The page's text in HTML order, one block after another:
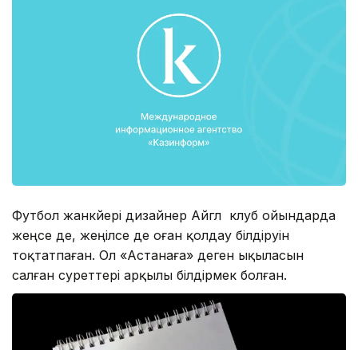
Футбол жанкүйері дизайнер Айгүл клуб ойындарда
жеңсе де, жеңілсе де оған қолдау білдіруін
тоқтатпаған. Ол «Астанаға» деген ықыласын
салған суреттері арқылы білдірмек болған.